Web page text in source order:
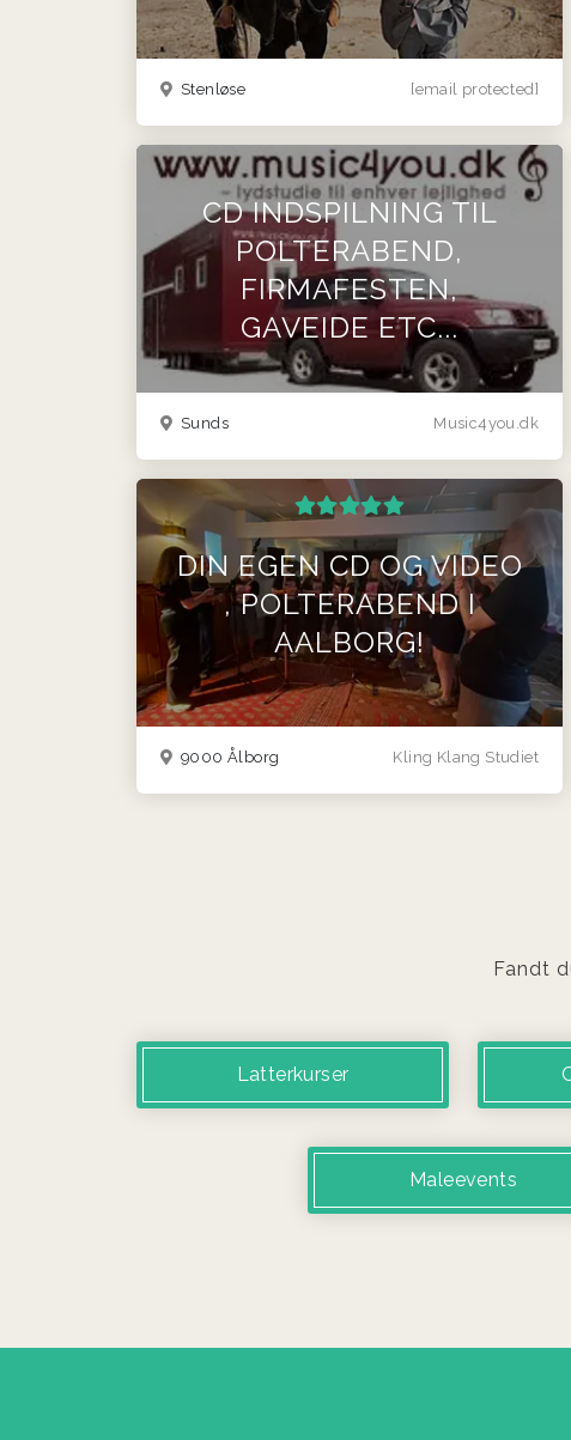
[email protected]
Stenløse
CD INDSPILNING TIL
POLTERABEND,
FIRMAFESTEN,
GAVEIDE ETC...
Music4you.dk
Sunds
DIN EGEN CD OG VIDEO
, POLTERABEND I
AALBORG!
Kling Klang Studiet
9000 Ålborg
Fandt
Latterkurser
Maleevents